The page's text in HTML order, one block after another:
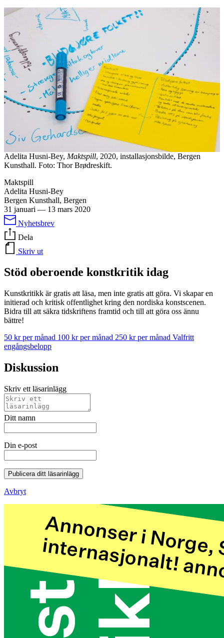
Adelita Husni-Bey, Maktspill, 2020, installasjonsbilde, Bergen
Kunsthall. Foto: Thor Brødreskift.
Maktspill
Adelita Husni-Bey
Bergen Kunsthall, Bergen
31 januari — 13 mars 2020
Nyhetsbrev
Dela
Skriv ut
Stöd oberoende konstkritik idag
Kunstkritikk är gratis att läsa, men inte gratis att göra. Vi skapar en
initierad och kritisk offentlighet kring den nordiska konstscenen.
Bidra till att säkra tidskriftens framtid och till att göra oss ännu
bättre!
50 kr per månad 100 kr per månad 250 kr per månad Valfritt
engångsbelopp
Diskussion
Skriv ett läsarinlägg
Ditt namn
Din e-post
Publicera ditt läsarinlägg
Avbryt